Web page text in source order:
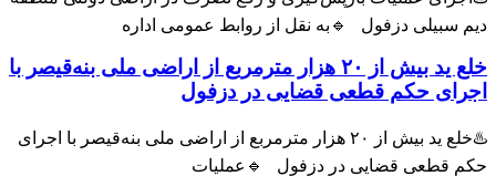
سبیلی دزفول 🔹به نقل از روابط عمومی اداره
خلع ید بیش از ۲۰ هزار مترمربع از اراضی ملی بنه‌قیصر با
حکم قطعی قضایی در دزفول
♨️خلع ید بیش از ۲۰ هزار مترمربع از اراضی ملی بنه‌قیصر با اجرای
قطعی قضایی در دزفول 🔹عملیات